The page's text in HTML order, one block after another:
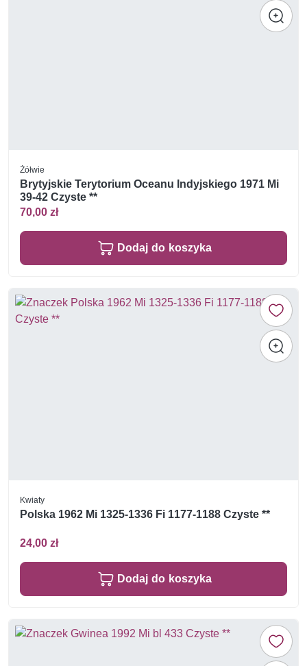
Żółwie
Brytyjskie Terytorium Oceanu Indyjskiego 1971 Mi
39-42 Czyste **
70,00 zł
Dodaj do koszyka
Kwiaty
Polska 1962 Mi 1325-1336 Fi 1177-1188 Czyste **
24,00 zł
Dodaj do koszyka